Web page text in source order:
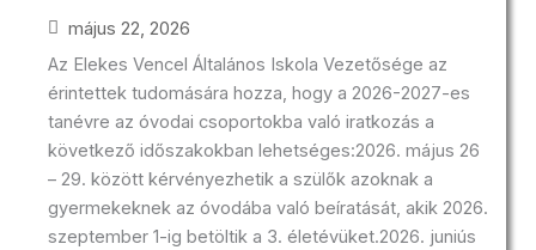
május 22, 2026
Az Elekes Vencel Általános Iskola Vezetősége az
érintettek tudomására hozza, hogy a 2026-2027-es
tanévre az óvodai csoportokba való iratkozás a
következő időszakokban lehetséges:2026. május 26
– 29. között kérvényezhetik a szülők azoknak a
gyermekeknek az óvodába való beíratását, akik 2026.
szeptember 1-ig betöltik a 3. életévüket.2026. juniús